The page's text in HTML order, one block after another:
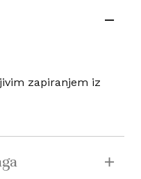
zapiranjem iz